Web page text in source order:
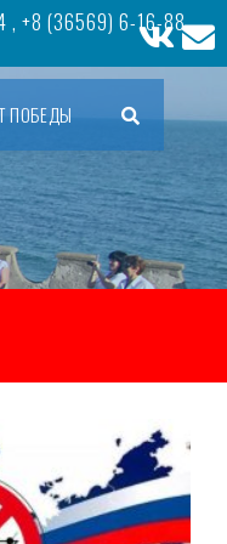
, +8 (36569) 6-16-88,
ПОБЕДЫ ПЕРЕКЛЮЧИТЬ
ПОИСК
ПО